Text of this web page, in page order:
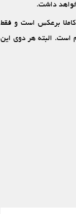
داشت.
برعکس است و فقط
است. البته هر دوی این